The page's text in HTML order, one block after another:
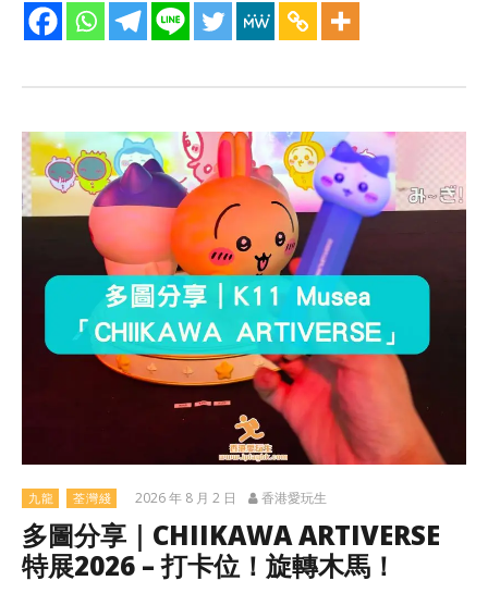
九龍 荃灣綫 2026 年 8 月 2 日 香港愛玩生
多圖分享｜CHIIKAWA ARTIVERSE
特展2026 – 打卡位！旋轉木馬！